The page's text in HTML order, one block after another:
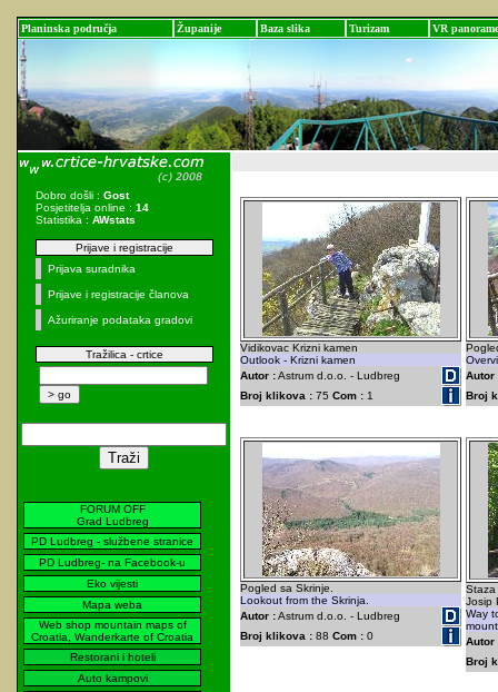
Planinska područja Županije Baza slika Turizam VR panorame
Dobro došli : Gost
Posjetitelja online : 14
Statistika : AWstats
Prijave i registracije
Prijava suradnika
Prijave i registracije članova
Ažuriranje podataka gradovi
Tražilica - crtice
FORUM OFF
Grad Ludbreg
PD Ludbreg - službene stranice
PD Ludbreg- na Facebook-u
Eko vijesti
Mapa weba
Web shop mountain maps of
Croatia, Wanderkarte of Croatia
Restorani i hoteli
Auto kampovi
Vidikovac Krizni kamen
Outlook - Krizni kamen
Autor :Astrum d.o.o. - Ludbreg
Broj klikova : 75 Com : 1
Autor
Broj
Pogled sa Skrinje.
Lookout from the Skrinja.
Autor :Astrum d.o.o. - Ludbreg
Broj klikova : 88 Com : 0
Staza
Josip
Way
Autor
Broj